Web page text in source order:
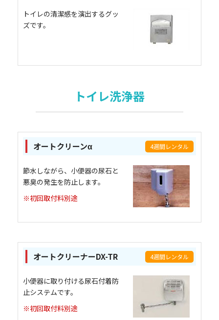
トイレの清潔感を演出するグッ
ズです。
トイレ洗浄器
オートクリーンα 4週間レンタル
節水しながら、小便器の尿石と
悪臭の発生を防止します。
※初回取付料別途
オートクリーナーDX-TR 4週間レンタル
小便器に取り付ける尿石付着防
止システムです。
※初回取付料別途